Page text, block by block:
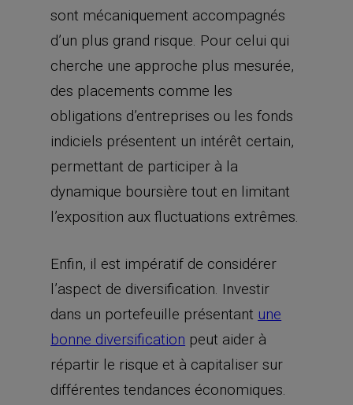
sont mécaniquement accompagnés
d’un plus grand risque. Pour celui qui
cherche une approche plus mesurée,
des placements comme les
obligations d’entreprises ou les fonds
indiciels présentent un intérêt certain,
permettant de participer à la
dynamique boursière tout en limitant
l’exposition aux fluctuations extrêmes.
Enfin, il est impératif de considérer
l’aspect de diversification. Investir
dans un portefeuille présentant une
bonne diversification peut aider à
répartir le risque et à capitaliser sur
différentes tendances économiques.